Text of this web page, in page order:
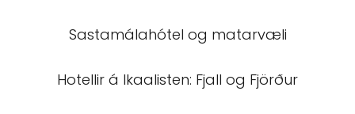
Sastamálahótel og matarvæli
Hotellir á Ikaalisten: Fjall og Fjörður